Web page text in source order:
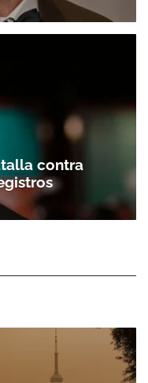
contra